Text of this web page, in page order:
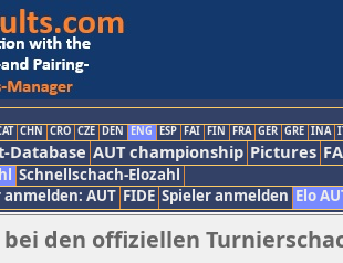
CHN CRO CZE DEN ENG ESP FAI FIN FRA GER GRE INA
Database AUT championship Pictures
Schnellschach-Elozahl
AUT FIDE Spieler anmelden Elo
den offiziellen